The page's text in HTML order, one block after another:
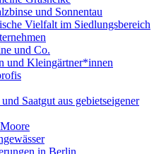
und Sonnentau
Vielfalt im Siedlungsbereich
und Co.
und Kleingärtner*innen
Saatgut aus gebietseigener
in Berlin